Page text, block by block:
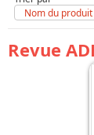
Nom du produit
Revue